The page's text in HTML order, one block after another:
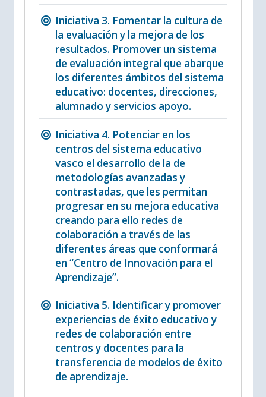
Iniciativa 3. Fomentar la cultura de
la evaluación y la mejora de los
resultados. Promover un sistema
de evaluación integral que abarque
los diferentes ámbitos del sistema
educativo: docentes, direcciones,
alumnado y servicios apoyo.
Iniciativa 4. Potenciar en los
centros del sistema educativo
vasco el desarrollo de la de
metodologías avanzadas y
contrastadas, que les permitan
progresar en su mejora educativa
creando para ello redes de
colaboración a través de las
diferentes áreas que conformará
en “Centro de Innovación para el
Aprendizaje”.
Iniciativa 5. Identificar y promover
experiencias de éxito educativo y
redes de colaboración entre
centros y docentes para la
transferencia de modelos de éxito
de aprendizaje.